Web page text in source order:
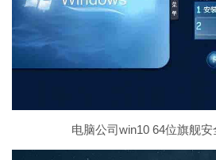
电脑公司win10 64位旗舰